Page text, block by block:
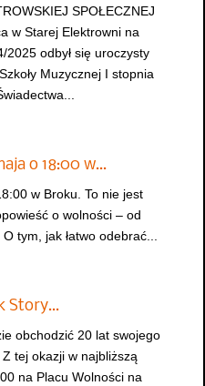
SPOŁECZNEJ
w Starej Elektrowni na
odbył się uroczysty
Muzycznej I stopnia
o 18:00 w…
w Broku. To nie jest
o wolności – od
tym, jak łatwo odebrać...
Story…
obchodzić 20 lat swojego
tej okazji w najbliższą
na Placu Wolności na